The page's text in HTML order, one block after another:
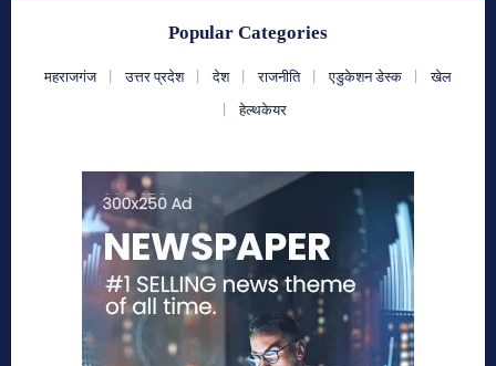
Popular Categories
महराजगंज उत्तर प्रदेश देश राजनीति एडुकेशन डेस्क
खेल
हेल्थकेयर